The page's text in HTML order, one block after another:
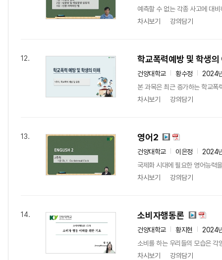
예측할 수 없는 각종 사고에 대
차시보기
강의담기
12. 학교폭력예방 및 학생의
건양대학교 황수정
2024
본 과목은 최근 증가하는 학교폭
차시보기
강의담기
13. 영어2
건양대학교 이은정
2024
국제화 시대에 필요한 영어능력
차시보기
강의담기
14. 소비자행동론
건양대학교 황지현
2024
소비를 하는 우리들의 모습은
차시보기
강의담기